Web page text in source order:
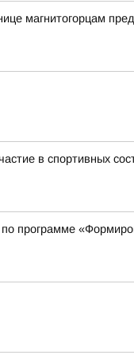
магнитогорцам
в спортивных
программе